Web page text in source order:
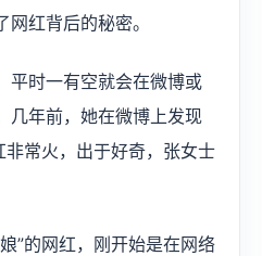
红背后的秘密。
平时一有空就会在微博或
几年前，她在微博上发现
非常火，出于好奇，张女士
”的网红，刚开始是在网络